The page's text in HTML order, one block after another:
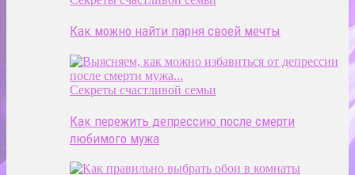
Как можно найти парня своей мечты
Секреты счастливой семьи
Как пережить депрессию после смерти
любимого мужа